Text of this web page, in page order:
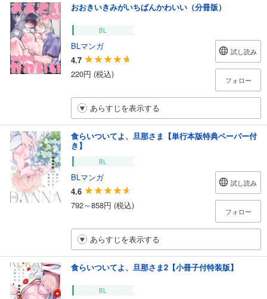
おおきいきみがいちばんかわいい（分冊版）
BL
BLマンガ
4.7
220円 (税込)
試し読み
フォロー
あらすじを表示する
食らいついてよ、旦那さま【単行本版特典ペーパー付
き】
BL
BLマンガ
4.6
792～858円 (税込)
試し読み
フォロー
あらすじを表示する
食らいついてよ、旦那さま2【小冊子付特装版】
BL